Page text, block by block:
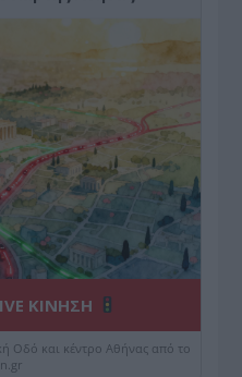
ΚΙΝΗΣΗ
Οδό και κέντρο Αθήνας από το